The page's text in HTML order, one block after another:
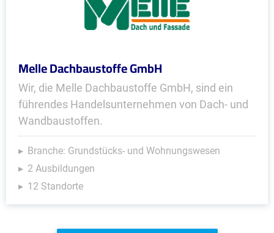
Melle Dachbaustoffe GmbH
Wir, die Melle Dachbaustoffe GmbH, sind ein
führendes Handels­unter­nehmen von Dach- und
Wandbaustoffen.
Branche: Grundstücks- und Wohnungswesen
2 Ausbildungen
12 Standorte